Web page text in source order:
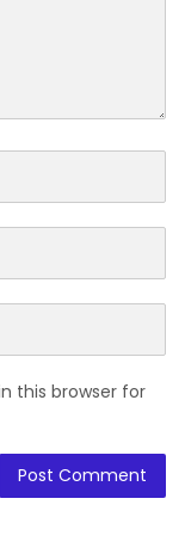
this browser for